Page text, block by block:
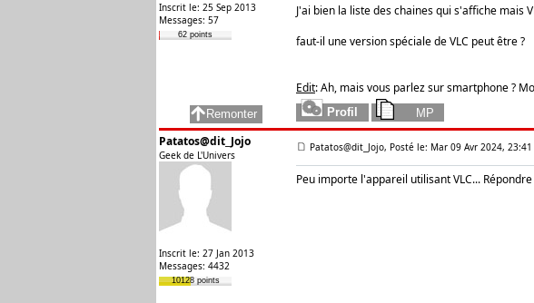
Inscrit le: 25 Sep 2013
Messages: 57
62 points
J'ai bien la liste des chaines qui s'affiche mais
faut-il une version spéciale de VLC peut être ?
Edit: Ah, mais vous parlez sur smartphone ?
Patatos@dit_Jojo
Geek de L'Univers
Inscrit le: 27 Jan 2013
Messages: 4432
10128 points
Patatos@dit_Jojo, Posté le: Mar 09 Avr 2024, 23:41
Peu importe l'appareil utilisant VLC...